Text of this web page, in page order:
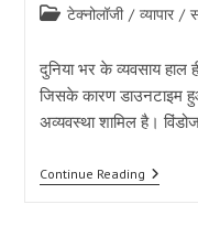
Post टेक्नोलॉजी / व्यापार /
दुनिया भर के व्यवसाय
जिसके कारण डाउनटाइम
अव्यवस्था शामिल है।
Continue Reading
और